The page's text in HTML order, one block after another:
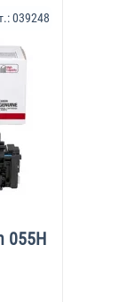
055H
039248